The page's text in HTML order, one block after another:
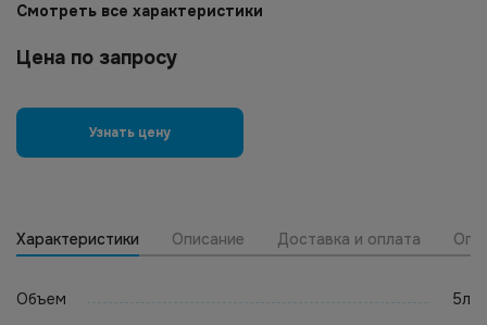
Смотреть все характеристики
Цена по запросу
Узнать цену
Характеристики Описание Доставка и оплата
Объем 5л